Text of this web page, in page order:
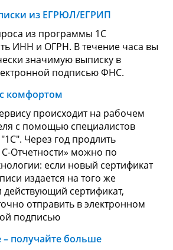
из ЕГРЮЛ/ЕГРИП
из программы 1С
ИНН и ОГРН. В течение часа вы
значимую выписку в
подписью ФНС.
комфортом
происходит на рабочем
с помощью специалистов
Через год продлить
Отчетности» можно по
если новый сертификат
издается на того же
действующий сертификат,
отправить в электронном
подписью
получайте больше